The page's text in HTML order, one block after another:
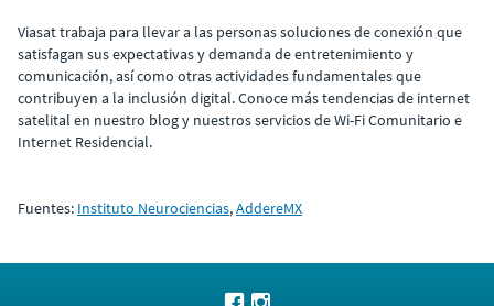
Viasat trabaja para llevar a las personas soluciones de conexión que
satisfagan sus expectativas y demanda de entretenimiento y
comunicación, así como otras actividades fundamentales que
contribuyen a la inclusión digital. Conoce más tendencias de internet
satelital en nuestro blog y nuestros servicios de Wi-Fi Comunitario e
Internet Residencial.
Fuentes: Instituto Neurociencias,AddereMX